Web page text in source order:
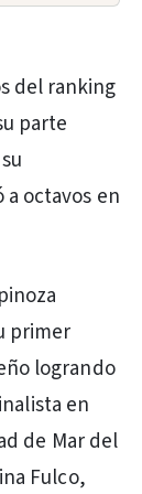
del ranking
parte
octavos en
primer
logrando
en
de Mar del
Fulco,